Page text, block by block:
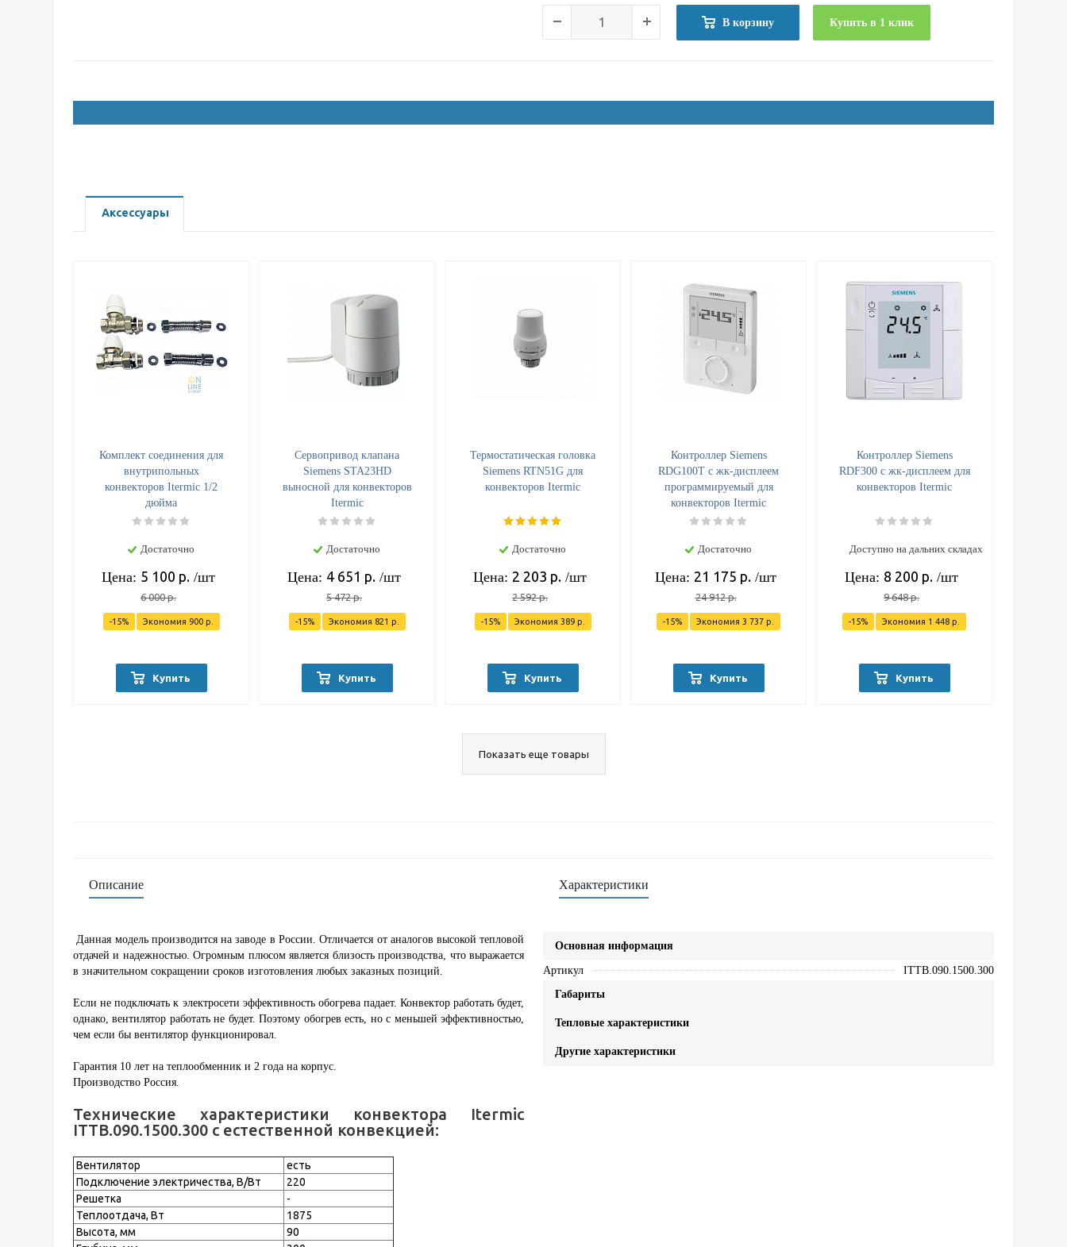
В корзину Купить в 1 клик
Аксессуары
Комплект соединения для
внутрипольных
конвекторов Itermic 1/2
дюйма
Достаточно
Цена: 5 100 р. /шт
6 000р.
-15% Экономия 900р.
Купить
Сервопривод клапана
Siemens STA23HD
выносной для конвекторов
Itermic
Достаточно
Цена: 4 651 р. /шт
5 472р.
-15% Экономия 821 р.
Купить
Термостатическая головка
Siemens RTN51G для
конвекторов Itermic
Достаточно
Цена: 2 203 р. /шт
2 592р.
-15% Экономия 389р.
Купить
Контроллер Siemens
RDG100T с жк-дисплеем
программируемый для
конвекторов Itermic
Достаточно
Цена: 21 175 р. /шт
24 912р.
-15% Экономия 3 737 р.
Купить
Контроллер Siemens
RDF300 с жк-дисплеем для
конвекторов Itermic
Доступно на дальних складах
Цена: 8 200 р. /шт
9 648р.
-15% Экономия 1 448 р.
Купить
Показать еще товары
Описание
Данная модель производится на заводе в России. Отличается от аналогов высокой тепловой
отдачей и надежностью. Огромным плюсом является близость производства, что выражается
в значительном сокращении сроков изготовления любых заказных позиций.
Если не подключать к электросети эффективность обогрева падает. Конвектор работать будет,
однако, вентилятор работать не будет. Поэтому обогрев есть, но с меньшей эффективностью,
чем если бы вентилятор функционировал.
Гарантия 10 лет на теплообменник и 2 года на корпус.
Производство Россия.
Технические характеристики конвектора Itermic
ITTB.090.1500.300 с естественной конвекцией:
Вентилятор
есть
Подключение электричества, В/Вт
220
Решетка
-
Теплоотдача, Вт
1875
Высота, мм
90
Характеристики
Основная информация
Артикул
ITTB.090.1500.300
Габариты
Тепловые характеристики
Другие характеристики